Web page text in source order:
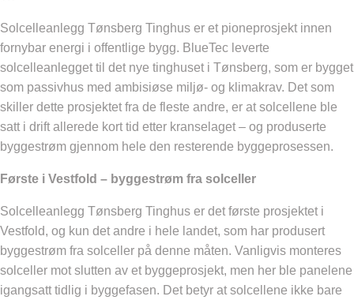
Solcelleanlegg Tønsberg Tinghus er et pioneprosjekt innen
fornybar energi i offentlige bygg. BlueTec leverte
solcelleanlegget til det nye tinghuset i Tønsberg, som er bygget
som passivhus med ambisiøse miljø- og klimakrav. Det som
skiller dette prosjektet fra de fleste andre, er at solcellene ble
satt i drift allerede kort tid etter kranselaget – og produserte
byggestrøm gjennom hele den resterende byggeprosessen.
Første i Vestfold – byggestrøm fra solceller
Solcelleanlegg Tønsberg Tinghus er det første prosjektet i
Vestfold, og kun det andre i hele landet, som har produsert
byggestrøm fra solceller på denne måten. Vanligvis monteres
solceller mot slutten av et byggeprosjekt, men her ble panelene
igangsatt tidlig i byggefasen. Det betyr at solcellene ikke bare